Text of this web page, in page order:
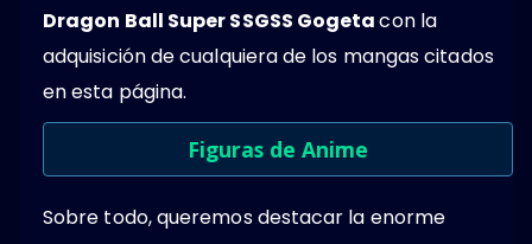
Dragon Ball Super SSGSS Gogetacon la
adquisición de cualquiera de los mangas citados
en esta página.
Figuras de Anime
Sobre todo, queremos destacar la enorme